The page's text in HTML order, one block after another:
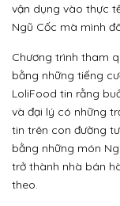
vận dụng vào thực
Ngũ Cốc mà mình
Chương trình tham
bằng những tiếng
LoliFood tin rằng
và đại lý có những
tin trên con đường
bằng những món
trở thành nhà bán
theo.